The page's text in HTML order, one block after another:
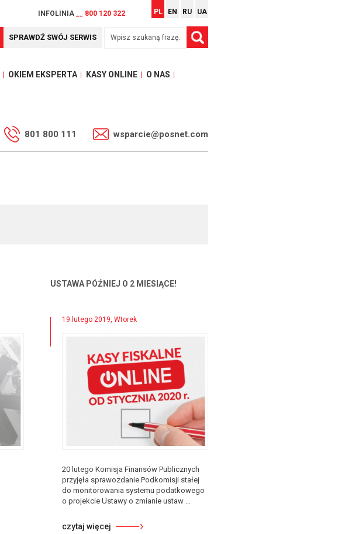
INFOLINIA __ 800 120 322 PL EN RU UA
SPRAWDŹ SWÓJ SERWIS
OKIEM EKSPERTA KASY ONLINE O NAS
801 800 111 wsparcie@posnet.com
USTAWA PÓŹNIEJ O 2 MIESIĄCE!
19 lutego 2019, Wtorek
20 lutego Komisja Finansów Publicznych
przyjęła sprawozdanie Podkomisji stałej
do monitorowania systemu podatkowego
o projekcie Ustawy o zmianie ustaw ...
czytaj więcej